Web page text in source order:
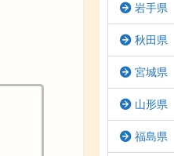
岩手県
秋田県
宮城県
山形県
福島県